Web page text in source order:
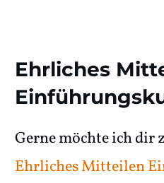
Ehrliches
Gerne möchte ich dir
Ehrliches Mitteilen